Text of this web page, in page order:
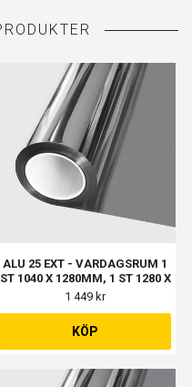
ALU 25 EXT - VARDAGSRUM 1
ST 1040 X 1280MM, 1 ST 1280 X
1280MM
1 449 kr
KÖP